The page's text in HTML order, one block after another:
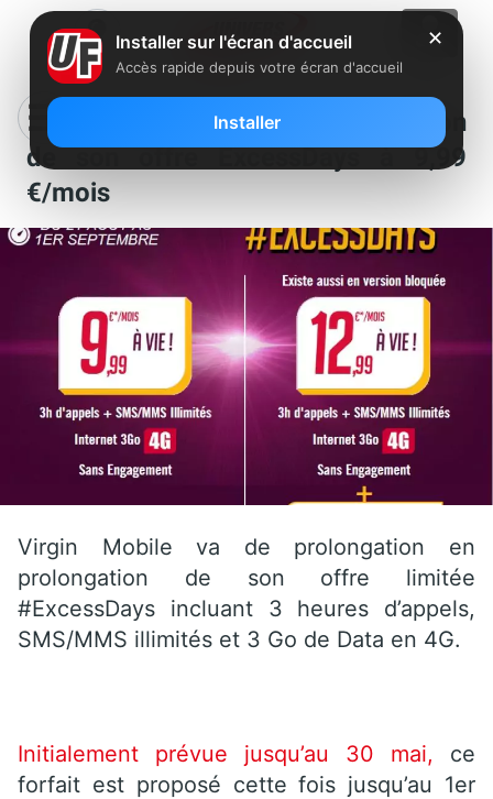
Virgin Mobile : nouvelle prolongation
de son offre ExcessDays à 9,99
€/mois
Virgin Mobile va de prolongation en
prolongation de son offre limitée
#ExcessDays incluant 3 heures d’appels,
SMS/MMS illimités et 3 Go de Data en 4G.
Initialement prévue jusqu’au 30 mai, ce
forfait est proposé cette fois jusqu’au 1er
✕
Installer sur l'écran d'accueil
Accès rapide depuis votre écran d'accueil
Installer